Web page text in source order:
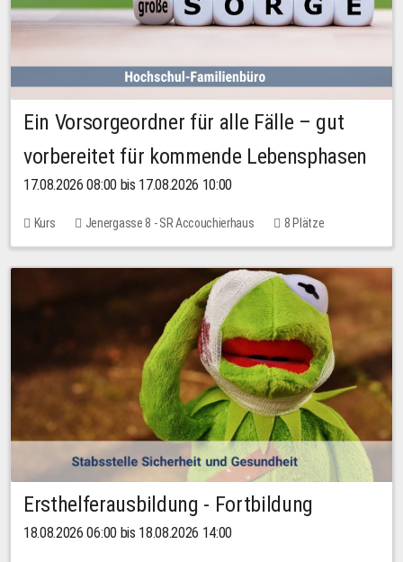
Ein Vorsorgeordner für alle Fälle – gut
vorbereitet für kommende Lebensphasen
17.08.2026 08:00 bis 17.08.2026 10:00
Kurs Jenergasse 8 - SR Accouchierhaus 8 Plätze
Ersthelferausbildung - Fortbildung
18.08.2026 06:00 bis 18.08.2026 14:00